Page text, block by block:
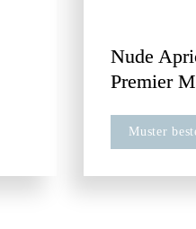
Nude
Premier
Muster